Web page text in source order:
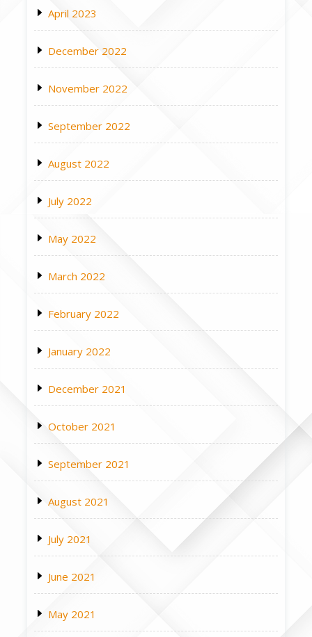
April 2023
December 2022
November 2022
September 2022
August 2022
July 2022
May 2022
March 2022
February 2022
January 2022
December 2021
October 2021
September 2021
August 2021
July 2021
June 2021
May 2021